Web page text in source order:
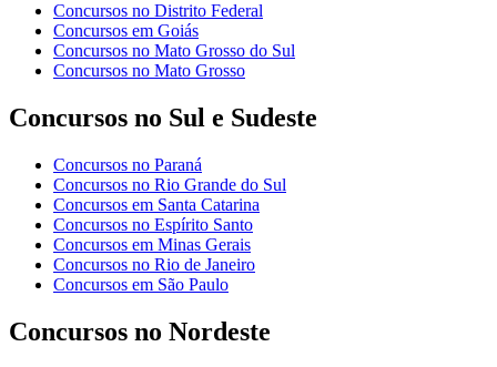
Concursos no Distrito Federal
Concursos em Goiás
Concursos no Mato Grosso do Sul
Concursos no Mato Grosso
Concursos no Sul e Sudeste
Concursos no Paraná
Concursos no Rio Grande do Sul
Concursos em Santa Catarina
Concursos no Espírito Santo
Concursos em Minas Gerais
Concursos no Rio de Janeiro
Concursos em São Paulo
Concursos no Nordeste